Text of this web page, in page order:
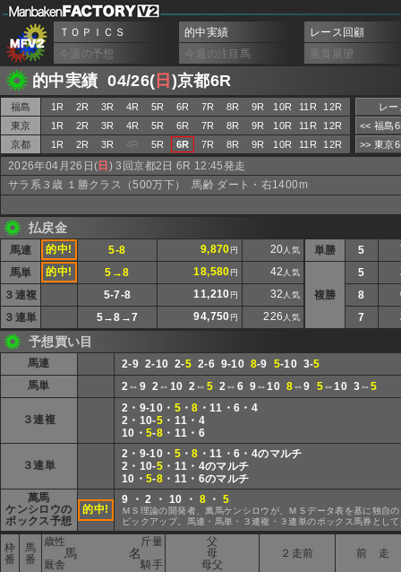
ＴＯＰＩＣＳ 的中実績
レース回顧
今週の予想
今週の注目馬 重賞展望
的中実績 04/26( 日 )京都6R
福島 1R 2R 3R 4R 5R 6R 7R 8R 9R 10R 11R
12R
東京
1R 2R 3R 4R 5R 6R 7R 8R 9R 10R 11R
12R
京都
1R 2R 3R 4R 5R 6R 7R 8R 9R 10R 11R 12R
レ
<< 福島
>> 東京
2026年04月26日( 日 ) 3回京都2日 6R 12:45発走
サラ系３歳 １勝クラス（500万下） 馬齢 ダート・右1400m
払戻金
馬連 的中! 5-8 9,870 円 20人気
馬単 的中! 5→8 18,580 円 42 人気
３連複 5-7-8 11,210 円 32 人気
３連単 5→8→7 94,750 円 226 人気
単勝 5
複勝
5
8
7
予想買い目
馬連 2-9 2-10 2-5 2-6 9-10 8-9 5-10 3-5
馬単
2⇔9 2⇔10 2⇔ 5 2⇔6 9⇔10 8⇔9 5⇔10 3⇔5
３連複
2・9-10・ 5・8 ・11・6・4
2・10-5 ・11・4
10・5-8 ・11・6
３連単
2・9-10・ 5・8 ・11・6・4のマルチ
2・10-5 ・11・4のマルチ
10・5-8 ・11・6のマルチ
萬馬
ケンシロウの
ボックス予想
的中!
9 ・ 2 ・ 10 ・ 8 ・5
ＭＳ理論の開発者、萬馬ケンシロウが、ＭＳデータ表を基に独自
ピックアップ。馬連・馬単・３連複・３連単のボックス馬券とし
枠
番
馬
番
斤量
歳性
馬 名
厩舎 騎手
父
母
母父
２走前 前 走